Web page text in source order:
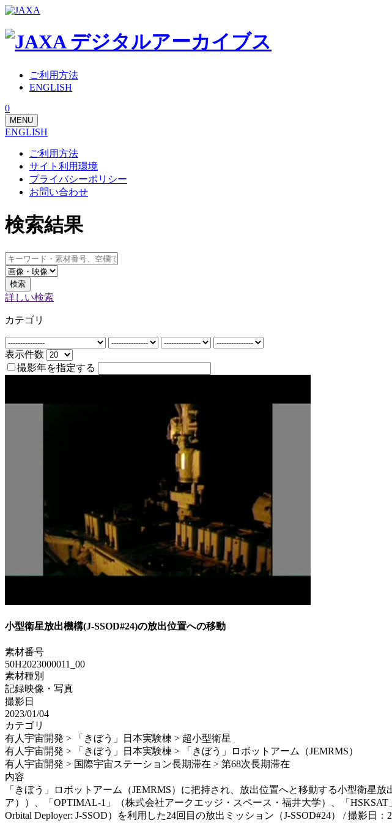
ご利用方法
ENGLISH
0
MENU
ENGLISH
ご利用方法
サイト利用環境
プライバシーポリシー
お問い合わせ
検索結果
検索
詳しい検索
カテゴリ
表示件数
撮影年を指定する
小型衛星放出機構(J-SSOD#24)の放出位置への移動
素材番号
50H2023000011_00
素材種別
記録映像・写真
撮影日
2023/01/04
カテゴリ
有人宇宙開発 > 「きぼう」日本実験棟 > 超小型衛星
有人宇宙開発 > 「きぼう」日本実験棟 > 「きぼう」ロボットアーム（JEMRMS）
有人宇宙開発 > 国際宇宙ステーション長期滞在 > 第68次長期滞在
内容
「きぼう」ロボットアーム（JEMRMS）に把持され、放出位置へと移動する小型衛星
ア））、「OPTIMAL-1」（株式会社アークエッジ・スペース・福井大学）、「
Orbital Deployer: J-SSOD）を利用した24回目の放出ミッション（J-SSOD#24） / 撮影日：